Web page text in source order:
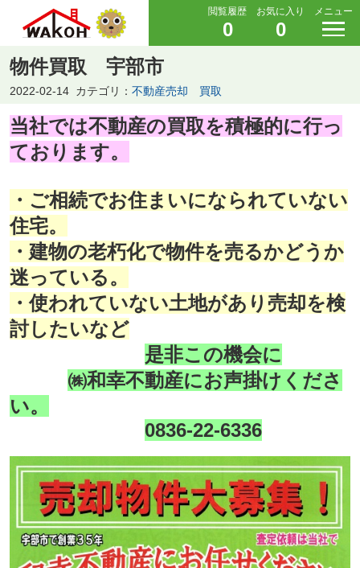
閲覧履歴
0
お気に入り
0
メニュー
物件買取 宇部市
2022-02-14 カテゴリ： 不動産売却 買取
当社では不動産の買取を積極的に行っ
ております。
・ご相続でお住まいになられていない
住宅。
・建物の老朽化で物件を売るかどうか
迷っている。
・使われていない土地があり売却を検
討したいなど
是非この機会に
㈱和幸不動産にお声掛けくださ
い。
0836-22-6336